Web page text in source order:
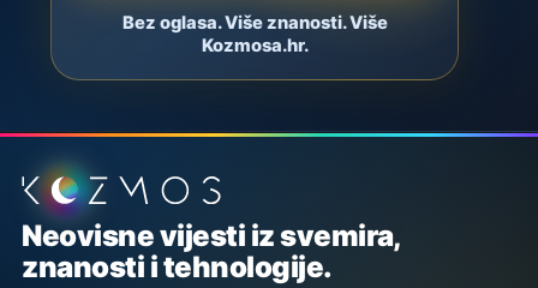
Bez oglasa. Više znanosti. Više
Kozmosa.hr.
Podnožje stranice
Neovisne vijesti iz svemira,
znanosti i tehnologije.